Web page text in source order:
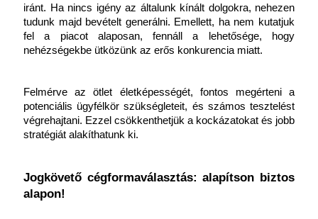
iránt. Ha nincs igény az általunk kínált dolgokra, nehezen
tudunk majd bevételt generálni. Emellett, ha nem kutatjuk
fel a piacot alaposan, fennáll a lehetősége, hogy
nehézségekbe ütközünk az erős konkurencia miatt.
Felmérve az ötlet életképességét, fontos megérteni a
potenciális ügyfélkör szükségleteit, és számos tesztelést
végrehajtani. Ezzel csökkenthetjük a kockázatokat és jobb
stratégiát alakíthatunk ki.
Jogkövető cégformaválasztás: alapítson biztos
alapon!